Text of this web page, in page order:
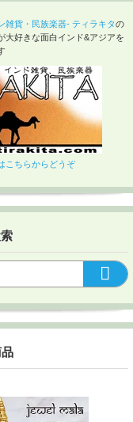
雑貨・民族楽器- ティラキタの
大好きな面白インド&アジアを
こちらからどうぞ